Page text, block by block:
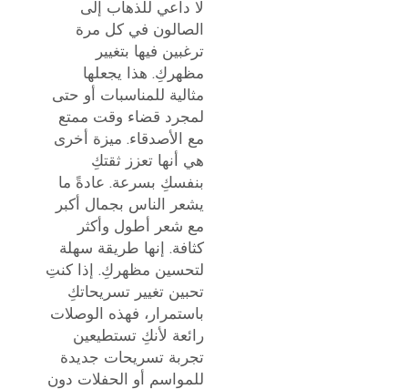
لا داعي للذهاب إلى
الصالون في كل مرة
ترغبين فيها بتغيير
مظهركِ. هذا يجعلها
مثالية للمناسبات أو حتى
لمجرد قضاء وقت ممتع
مع الأصدقاء. ميزة أخرى
هي أنها تعزز ثقتكِ
بنفسكِ بسرعة. عادةً ما
يشعر الناس بجمال أكبر
مع شعر أطول وأكثر
كثافة. إنها طريقة سهلة
لتحسين مظهركِ. إذا كنتِ
تحبين تغيير تسريحاتكِ
باستمرار، فهذه الوصلات
رائعة لأنكِ تستطيعين
تجربة تسريحات جديدة
للمواسم أو الحفلات دون